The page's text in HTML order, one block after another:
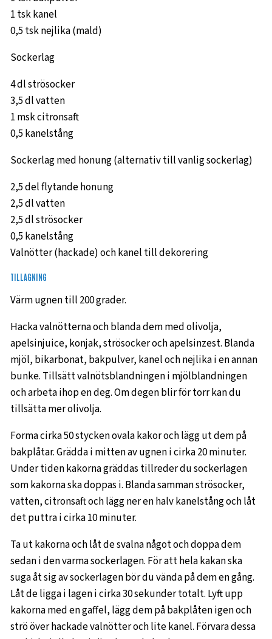
1 tsk kanel
0,5 tsk nejlika (mald)
Sockerlag
4 dl strösocker
3,5 dl vatten
1 msk citronsaft
0,5 kanelstång
Sockerlag med honung (alternativ till vanlig sockerlag)
2,5 del flytande honung
2,5 dl vatten
2,5 dl strösocker
0,5 kanelstång
Valnötter (hackade) och kanel till dekorering
TILLAGNING
Värm ugnen till 200 grader.
Hacka valnötterna och blanda dem med olivolja,
apelsinjuice, konjak, strösocker och apelsinzest. Blanda
mjöl, bikarbonat, bakpulver, kanel och nejlika i en annan
bunke. Tillsätt valnötsblandningen i mjölblandningen
och arbeta ihop en deg. Om degen blir för torr kan du
tillsätta mer olivolja.
Forma cirka 50 stycken ovala kakor och lägg ut dem på
bakplåtar. Grädda i mitten av ugnen i cirka 20 minuter.
Under tiden kakorna gräddas tillreder du sockerlagen
som kakorna ska doppas i. Blanda samman strösocker,
vatten, citronsaft och lägg ner en halv kanelstång och låt
det puttra i cirka 10 minuter.
Ta ut kakorna och låt de svalna något och doppa dem
sedan i den varma sockerlagen. För att hela kakan ska
suga åt sig av sockerlagen bör du vända på dem en gång.
Låt de ligga i lagen i cirka 30 sekunder totalt. Lyft upp
kakorna med en gaffel, lägg dem på bakplåten igen och
strö över hackade valnötter och lite kanel. Förvara dessa